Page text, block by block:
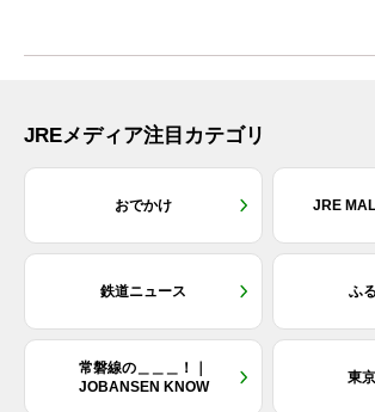
JREメディア注目カテゴリ
おでかけ JRE
鉄道ニュース ふ
常磐線の＿＿＿！｜
JOBANSEN KNOW
東